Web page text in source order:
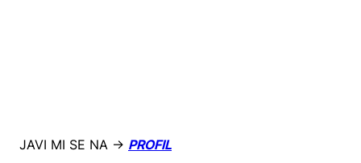
JAVI MI SE NA → PROFIL